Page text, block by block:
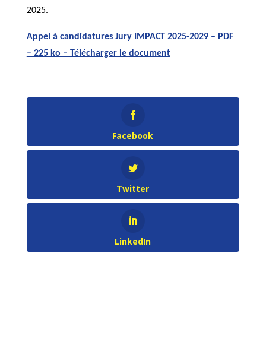
2025.
Appel à candidatures Jury IMPACT 2025-2029 – PDF
– 225 ko – Télécharger le document
Facebook
Twitter
LinkedIn